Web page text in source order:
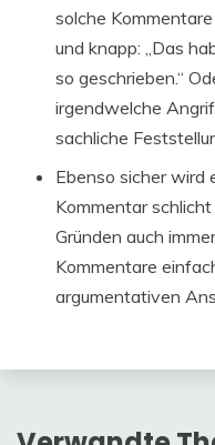
solche
und knapp: „Das
so geschrieben.“
irgendwelche
sachliche
Ebenso sicher wird
Kommentar
Gründen auch
Kommentare
argumentativen